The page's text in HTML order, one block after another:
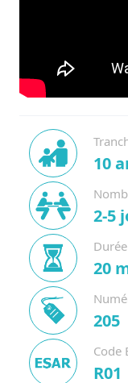
10
2-5
20
205
Code
R01